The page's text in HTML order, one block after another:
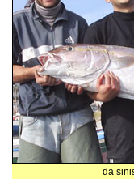
da